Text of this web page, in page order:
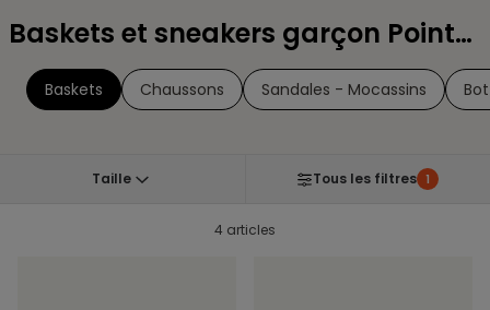
Baskets et sneakers garçon Pointure 39
Baskets Chaussons Sandales - Mocassins
Taille Tous les filtres 1
4 articles